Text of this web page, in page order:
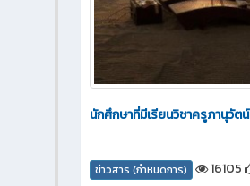
นักศึกษาที่มีเรียนวิชาครูภานุวัตน์
ข่าวสาร (กำหนดการ) 16105